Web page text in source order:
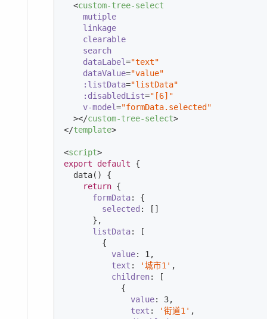
<custom-tree-select
mutiple
linkage
clearable
search
dataLabel="text"
dataValue="value"
:listData="listData"
:disabledList="[6]"
v-model="formData.selected"
  >
</custom-tree-select>
</template>
<script>
export
default {
  data() {
return {
formData: {
selected : []
      },
listData: [
        {
value: 1,
text : '城市1' ,
children: [
            {
value: 3,
text : '街道1' ,